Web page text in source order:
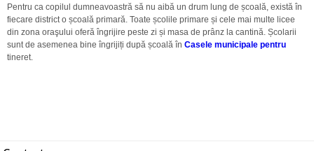
Pentru ca copilul dumneavoastră să nu aibă un drum lung de școală, există în
fiecare district o școală primară. Toate școlile primare și cele mai multe licee
din zona oraşului oferă îngrijire peste zi și masa de prânz la cantină. Școlarii
sunt de asemenea bine îngrijiți după școală în Casele municipale pentru
tineret.